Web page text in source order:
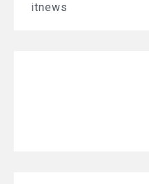
itnews